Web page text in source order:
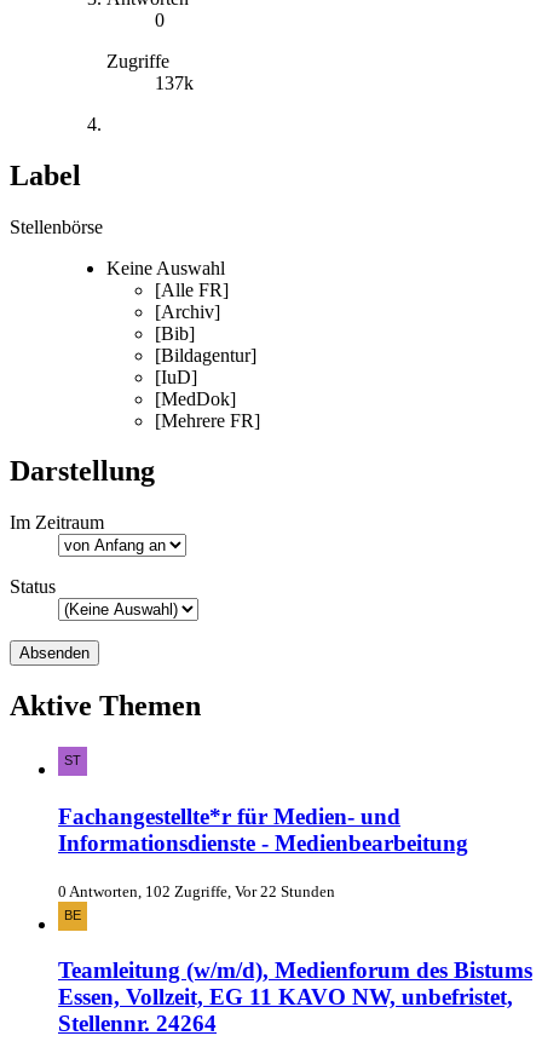
0
Zugriffe
137k
Label
Stellenbörse
Keine Auswahl
[Alle FR]
[Archiv]
[Bib]
[Bildagentur]
[IuD]
[MedDok]
[Mehrere FR]
Darstellung
Im Zeitraum
Status
Aktive Themen
Fachangestellte*r für Medien- und
Informationsdienste - Medienbearbeitung
0 Antworten, 102 Zugriffe, Vor 22 Stunden
Teamleitung (w/m/d), Medienforum des Bistums
Essen, Vollzeit, EG 11 KAVO NW, unbefristet,
Stellennr. 24264